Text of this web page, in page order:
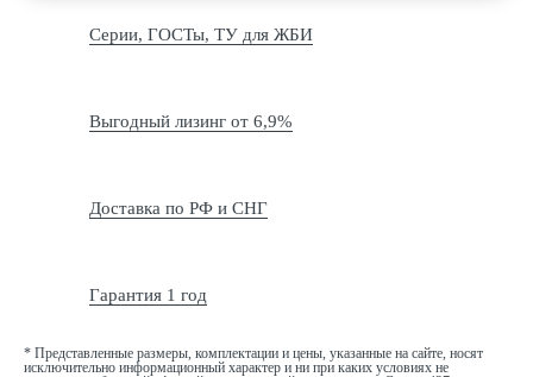
Серии, ГОСТы, ТУ для ЖБИ
Выгодный лизинг от 6,9%
Доставка по РФ и СНГ
Гарантия 1 год
* Представленные размеры, комплектации и цены, указанные на сайте, носят
исключительно информационный характер и ни при каких условиях не